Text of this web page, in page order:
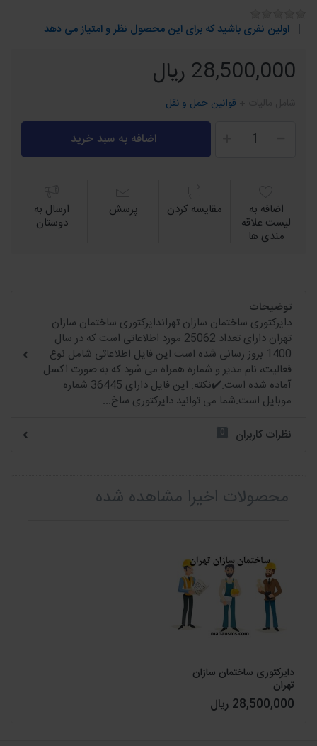
اولین نفری باشید که برای این محصول نظر و امتیاز می دهد
28,500,000 ریال
قوانین حمل و نقل
اضافه به سبد خرید
اضافه به
لیست علاقه
مندی ها
مقايسه كردن پرسش ارسال به
دوستان
توضیحات
دایرکتوری ساختمان سازان تهراندایرکتوری ساختمان سازان
تهران دارای تعداد 25062 مورد اطلاعاتی است که در سال
1400 بروز رسانی شده است.این فایل اطلاعاتی شامل نوع
فعالیت، نام مدیر و شماره همراه می شود که به صورت اکسل
آماده شده است.✔️نکته: این فایل دارای 36445 شماره
موبایل است.شما می توانید دایرکتوری ساخ...
نظرات کاربران
0
محصولات اخیرا مشاهده شده
دایرکتوری ساختمان سازان
تهران
28,500,000 ریال